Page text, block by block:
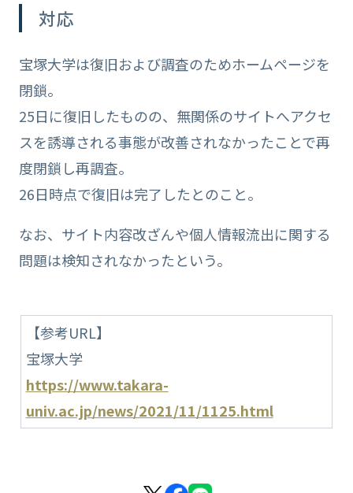
対応
宝塚大学は復旧および調査のためホームページを
閉鎖。
25日に復旧したものの、無関係のサイトへアクセ
スを誘導される事態が改善されなかったことで再
度閉鎖し再調査。
26日時点で復旧は完了したとのこと。
なお、サイト内容改ざんや個人情報流出に関する
問題は検知されなかったという。
【参考URL】
宝塚大学
https://www.takara-
univ.ac.jp/news/2021/11/1125.html